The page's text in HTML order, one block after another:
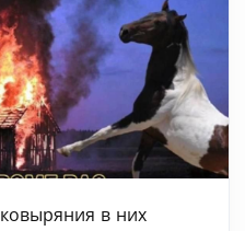
в них